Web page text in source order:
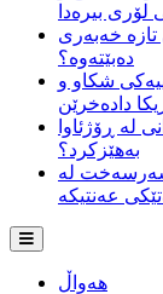
خەبەری
دەبێتەوە؟
شکاو و
دادەخرێن
لە ڕۆژئاوا
بەهێزکرد؟
سەرسەخت لە
هەواڵ